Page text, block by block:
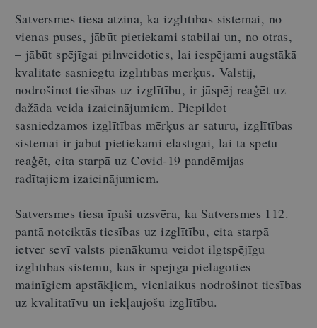
Satversmes tiesa atzina, ka izglītības sistēmai, no
vienas puses, jābūt pietiekami stabilai un, no otras,
– jābūt spējīgai pilnveidoties, lai iespējami augstākā
kvalitātē sasniegtu izglītības mērķus. Valstij,
nodrošinot tiesības uz izglītību, ir jāspēj reaģēt uz
dažāda veida izaicinājumiem. Piepildot
sasniedzamos izglītības mērķus ar saturu, izglītības
sistēmai ir jābūt pietiekami elastīgai, lai tā spētu
reaģēt, cita starpā uz Covid-19 pandēmijas
radītajiem izaicinājumiem.
Satversmes tiesa īpaši uzsvēra, ka Satversmes 112.
pantā noteiktās tiesības uz izglītību, cita starpā
ietver sevī valsts pienākumu veidot ilgtspējīgu
izglītības sistēmu, kas ir spējīga pielāgoties
mainīgiem apstākļiem, vienlaikus nodrošinot tiesības
uz kvalitatīvu un iekļaujošu izglītību.